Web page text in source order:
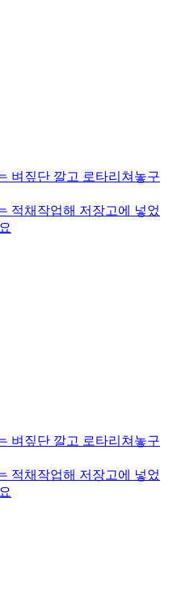
벼짚단 깔고 로타리쳐놓구
적채작업해 저장고에 넣었
벼짚단 깔고 로타리쳐놓구
적채작업해 저장고에 넣었